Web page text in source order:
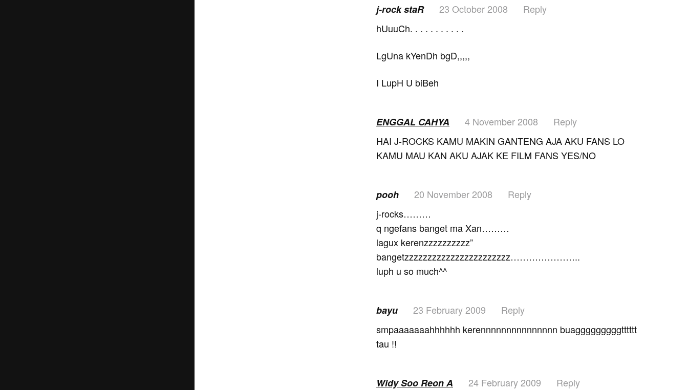
j-rock staR 23 October 2008
Reply
hUuuCh. . . . . . . . . . .
LgUna kYenDh bgD,,,,,
I LupH U biBeh
ENGGAL CAHYA 4 November 2008
Reply
HAI J-ROCKS KAMU MAKIN GANTENG AJA AKU FANS LO
KAMU MAU KAN AKU AJAK KE FILM FANS YES/NO
pooh 20 November 2008
Reply
j-rocks………
q ngefans banget ma Xan………
lagux kerenzzzzzzzzzz”
bangetzzzzzzzzzzzzzzzzzzzzzzz…………………..
luph u so much^^
bayu 23 February 2009
Reply
smpaaaaaaahhhhhh kerennnnnnnnnnnnnnn buagggggggggtttttt
tau !!
Widy Soo Reon A 24 February 2009
Reply